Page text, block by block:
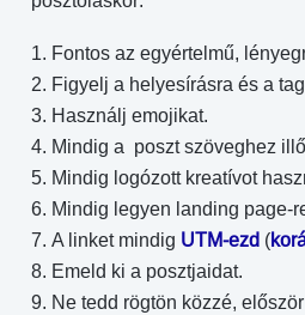
Fontos az egyértelmű,
Figyelj a helyesírásra és a
Használj emojikat.
Mindig a poszt szöveghez
Mindig logózott kreatívot
Mindig legyen landing page-
A linket mindig UTM-ezd(
Emeld ki a posztjaidat.
Ne tedd rögtön közzé,